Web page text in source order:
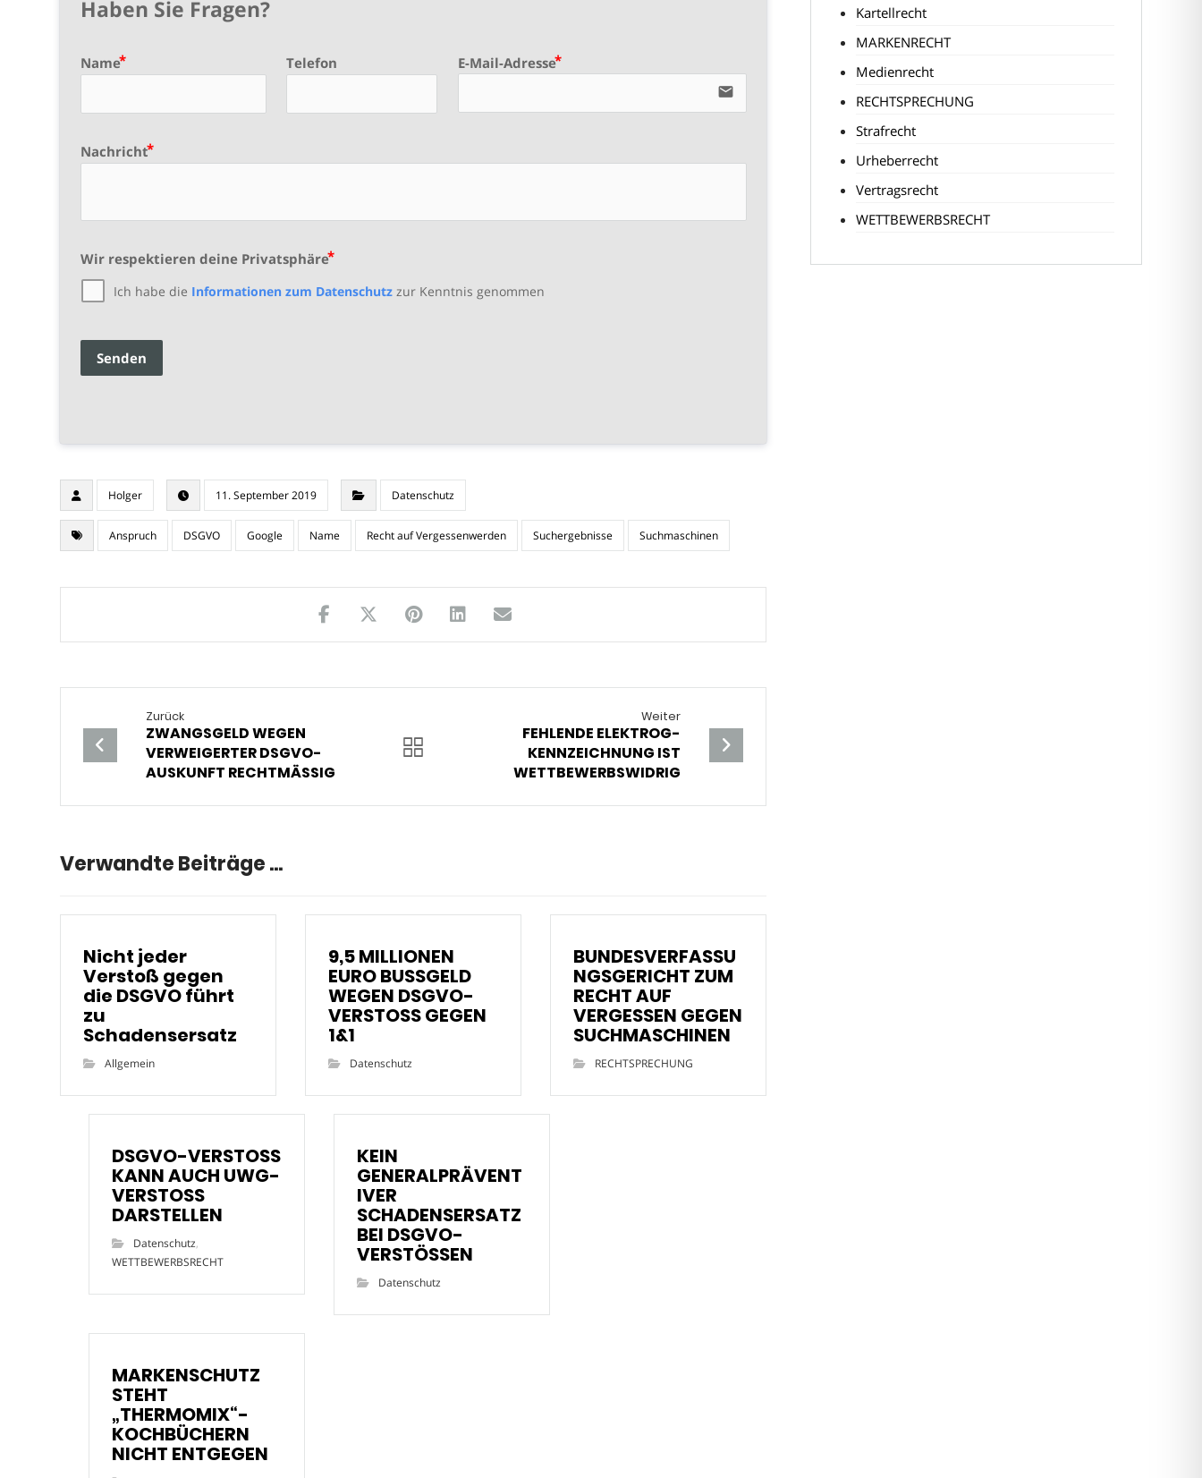
Haben Sie Fragen?
Name Telefon E-Mail-Adresse
email
Nachricht
Wir respektieren deine Privatsphäre
Ich habe die Informationen zum Datenschutzzur Kenntnis genommen
Senden
Holger 11. September 2019 Datenschutz
Anspruch DSGVO Google Name Recht auf Vergessenwerden Suchergebnisse Suchmaschinen
Zurück
ZWANGSGELD WEGEN
VERWEIGERTER DSGVO-
AUSKUNFT RECHTMÄSSIG
Weiter
FEHLENDE ELEKTROG-
KENNZEICHNUNG IST
WETTBEWERBSWIDRIG
Verwandte Beiträge ...
Nicht jeder
Verstoß gegen
die DSGVO führt
zu
Schadensersatz
Allgemein
9,5 MILLIONEN
EURO BUSSGELD
WEGEN DSGVO-
VERSTOSS GEGEN
1&1
Datenschutz
BUNDESVERFASSU
NGSGERICHT ZUM
RECHT AUF
VERGESSEN GEGEN
SUCHMASCHINEN
RECHTSPRECHUNG
DSGVO-VERSTOSS
KANN AUCH UWG-
VERSTOSS
DARSTELLEN
Datenschutz,
WETTBEWERBSRECHT
KEIN
GENERALPRÄVENT
IVER
SCHADENSERSATZ
BEI DSGVO-
VERSTÖSSEN
Datenschutz
MARKENSCHUTZ
STEHT
„THERMOMIX“-
KOCHBÜCHERN
NICHT ENTGEGEN
Kartellrecht
MARKENRECHT
Medienrecht
RECHTSPRECHUNG
Strafrecht
Urheberrecht
Vertragsrecht
WETTBEWERBSRECHT